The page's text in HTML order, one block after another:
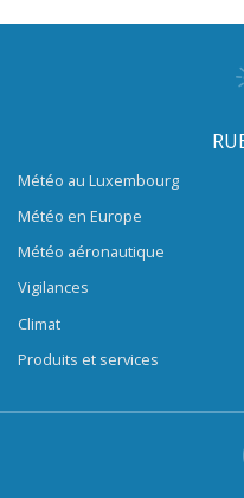
Météo au Luxembourg
Météo en Europe
Météo aéronautique
Vigilances
Climat
Produits et services